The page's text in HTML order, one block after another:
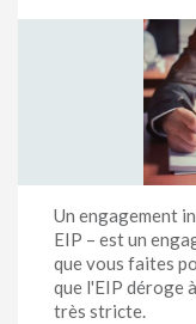
Un engagement
EIP – est un
que vous faites
que l'EIP déroge
très stricte.